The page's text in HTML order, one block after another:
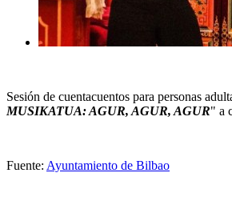
Sesión de cuentacuentos para personas
MUSIKATUA: AGUR, AGUR, AGUR" a
Fuente: Ayuntamiento de Bilbao